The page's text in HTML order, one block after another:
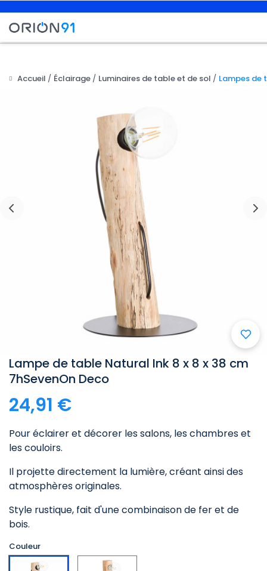
Accueil Éclairage Luminaires de table et de sol Lampes de
Lampe de table Natural Ink 8 x 8 x 38 cm
7hSevenOn Deco
24,91 €
Pour éclairer et décorer les salons, les chambres et
les couloirs.
Il projette directement la lumière, créant ainsi des
atmosphères originales.
Style rustique, fait d'une combinaison de fer et de
bois.
Couleur
Bois/Noir Bois/Blanc